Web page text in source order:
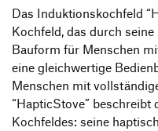
Das Induktionskochfeld
Kochfeld, das durch
Bauform für Menschen
eine gleichwertige
Menschen mit
“HapticStove” beschreibt
Kochfeldes: seine